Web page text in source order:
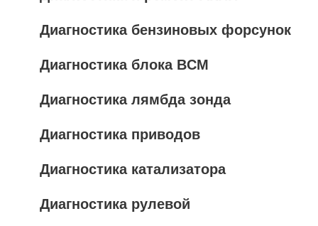
Диагностика бензиновых форсунок
Диагностика блока BCM
Диагностика лямбда зонда
Диагностика приводов
Диагностика катализатора
Диагностика рулевой